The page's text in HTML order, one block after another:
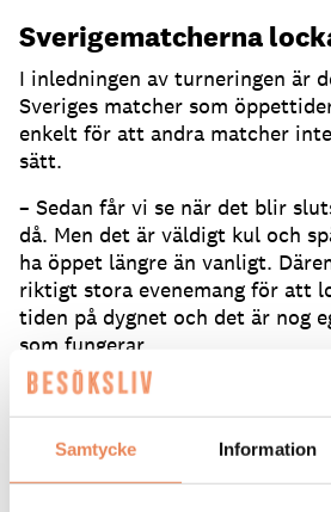
Samtycke Information
Sverigematcherna
I inledningen av turneringen är
Sveriges matcher som
enkelt för att andra matcher
sätt.
– Sedan får vi se när det blir
då. Men det är väldigt kul och
ha öppet längre än vanligt.
riktigt stora evenemang för att
tiden på dygnet och det är nog
som fungerar.
Strandgatan Två i
Vanligtvis har Strandgatan Två
på söndagar, men just den här
våningen fortsatt öppet till